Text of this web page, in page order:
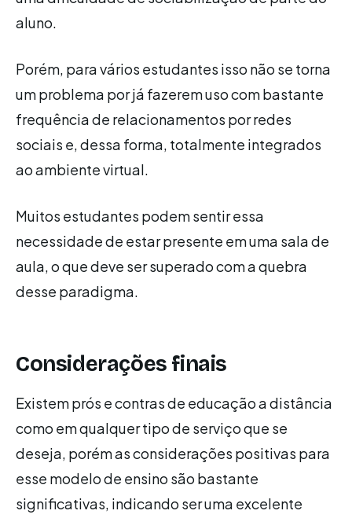
aluno.
Porém, para vários estudantes isso não se torna
um problema por já fazerem uso com bastante
frequência de relacionamentos por redes
sociais e, dessa forma, totalmente integrados
ao ambiente virtual.
Muitos estudantes podem sentir essa
necessidade de estar presente em uma sala de
aula, o que deve ser superado com a quebra
desse paradigma.
Considerações finais
Existem prós e contras de educação a distância
como em qualquer tipo de serviço que se
deseja, porém as considerações positivas para
esse modelo de ensino são bastante
significativas, indicando ser uma excelente